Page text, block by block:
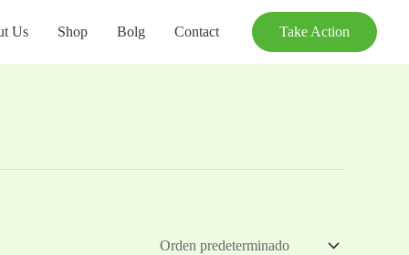
Us Shop Bolg Contact Take Action